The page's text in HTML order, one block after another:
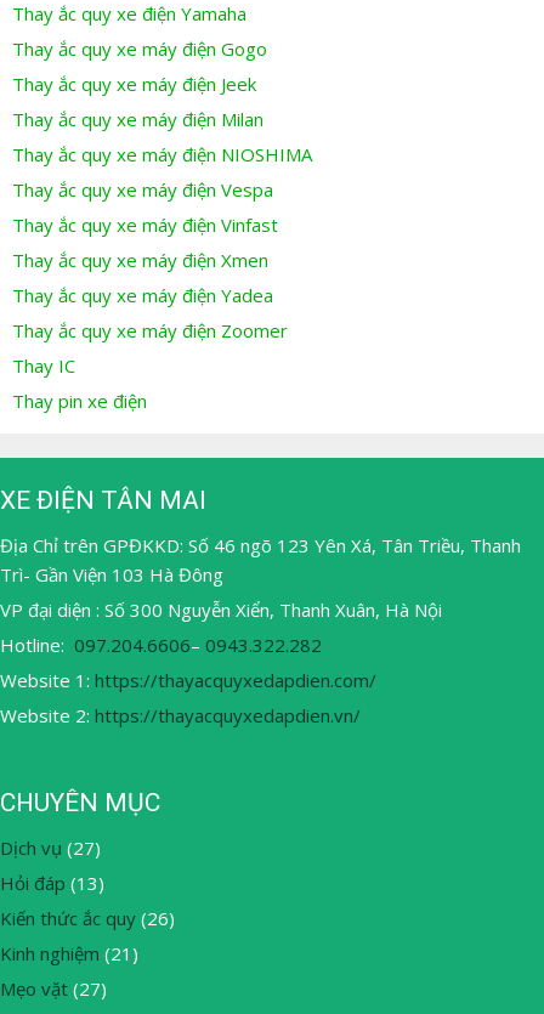
Thay ắc quy xe điện Yamaha
Thay ắc quy xe máy điện Gogo
Thay ắc quy xe máy điện Jeek
Thay ắc quy xe máy điện Milan
Thay ắc quy xe máy điện NIOSHIMA
Thay ắc quy xe máy điện Vespa
Thay ắc quy xe máy điện Vinfast
Thay ắc quy xe máy điện Xmen
Thay ắc quy xe máy điện Yadea
Thay ắc quy xe máy điện Zoomer
Thay IC
Thay pin xe điện
XE ĐIỆN TÂN MAI
Địa Chỉ trên GPĐKKD: Số 46 ngõ 123 Yên Xá, Tân Triều, Thanh
Trì- Gần Viện 103 Hà Đông
VP đại diện : Số 300 Nguyễn Xiển, Thanh Xuân, Hà Nội
Hotline: 097.204.6606– 0943.322.282
Website 1: https://thayacquyxedapdien.com/
Website 2: https://thayacquyxedapdien.vn/
CHUYÊN MỤC
Dịch vụ (27)
Hỏi đáp (13)
Kiến thức ắc quy (26)
Kinh nghiệm (21)
Mẹo vặt (27)